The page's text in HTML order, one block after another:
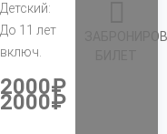
Детский:
До 11 лет
включ.
2000₽
2000₽